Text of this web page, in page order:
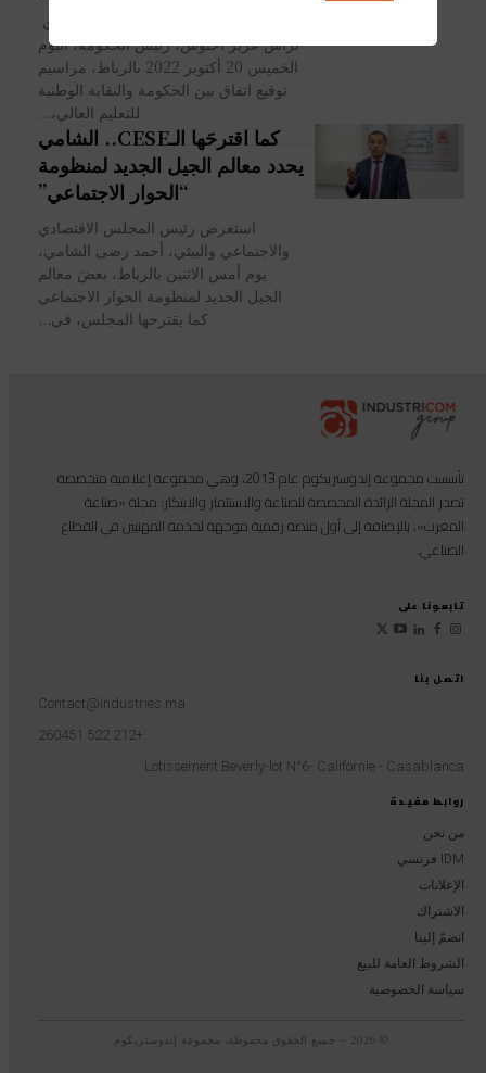
مجلة صناعة المغرب/ رشيد محمودي
ترأس عزيز أخنوش، رئيس الحكومة، اليوم
الخميس 20 أكتوبر 2022 ‏بالرباط، مراسيم
توقيع اتفاق بين الحكومة والنقابة الوطنية
للتعليم العالي،...
كما اقترحَها الـCESE.. الشامي
يحدد معالم الجيل الجديد لمنظومة
“الحوار الاجتماعي”
استعرض رئيس المجلس الاقتصادي
والاجتماعي والبيئي، أحمد رضى الشامي،
يوم أمس الاثنين بالرباط، بعضَ معالم
الجيل الجديد لمنظومة الحوار الاجتماعي
كما يقترحها المجلس، في...
روابط مفيدة
من نحن
IDM فرنسي
الإعلانات
الاشتراك
انضمّ إلينا
الشروط العامة للبيع
سياسة الخصوصية
اتصل بنا
Contact@industries.ma
+212 522 260451
Lotissement Beverly-lot N°6- Californie - Casablanca
تأسست مجموعة إندوستريكوم عام 2013، وهي مجموعة إعلامية متخصصة
تصدر المجلة الرائدة المخصصة للصناعة والاستثمار والابتكار: مجلة «صناعة
المغرب»، بالإضافة إلى أول منصة رقمية موجهة لخدمة المهنيين في القطاع
الصناعي.
تابعونا على
© 2026 – جميع الحقوق محفوظة، مجموعة إندوستريكوم